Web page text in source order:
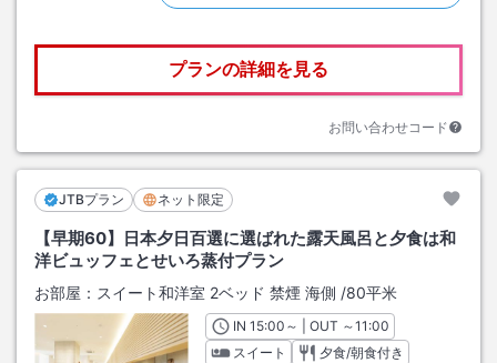
プランの詳細を見る
お問い合わせコード
JTBプラン ネット限定
【早期60】日本夕日百選に選ばれた露天風呂と夕食は和
洋ビュッフェとせいろ蒸付プラン
お部屋： スイート和洋室 2ベッド 禁煙 海側 /80平米
INチェックイン
15:00 ～ | OUT チェックアウト
～11:00
スイート
夕食/朝食付き